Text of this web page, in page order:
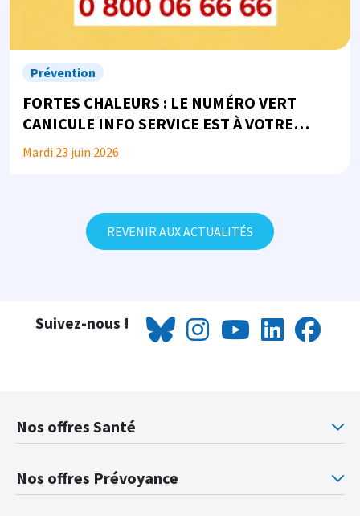
Prévention
FORTES CHALEURS : LE NUMÉRO VERT
CANICULE INFO SERVICE EST À VOTRE
DISPOSITION
Mardi 23 juin 2026
REVENIR AUX ACTUALITÉS
Suivez-nous !
Nos offres Santé
Mutuelle santé Retraités justice
Nos offres Prévoyance